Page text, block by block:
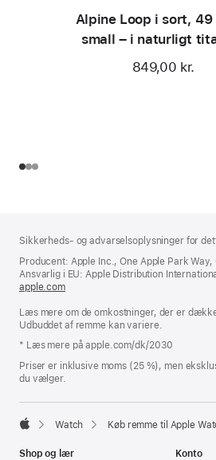
Alpine Loop i sort, 49
small – i naturligt
849,00 kr.
Sikkerheds- og advarselsoplysninger for
Producent: Apple Inc., One Apple Park
Ansvarlig i EU: Apple Distribution
apple.com(åbner
et
nyt
vindue)
Læs mere om de omkostninger, der er
Udbuddet af remme kan variere.
* Læs mere på apple.com/dk/2030
Priser er inklusive moms (25 %), men
du vælger.
Watch Køb remme til Apple
Shop og lær
Konto